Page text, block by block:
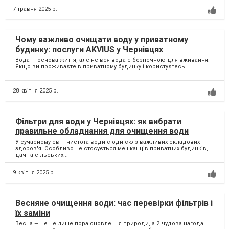
7 травня 2025 р.
Чому важливо очищати воду у приватному
будинку: послуги AKVIUS у Чернівцях
Вода — основа життя, але не вся вода є безпечною для вживання.
Якщо ви проживаєте в приватному будинку і користуєтесь...
28 квітня 2025 р.
Фільтри для води у Чернівцях: як вибрати
правильне обладнання для очищення води
У сучасному світі чистота води є однією з важливих складових
здоров'я. Особливо це стосується мешканців приватних будинків,
дач та сільських...
9 квітня 2025 р.
Весняне очищення води: час перевірки фільтрів і
їх заміни
Весна — це не лише пора оновлення природи, а й чудова нагода